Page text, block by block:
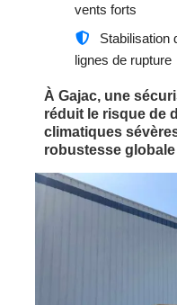
vents forts
Stabilisation
lignes de rupture
À Gajac, une
réduit le risque de
climatiques
robustesse